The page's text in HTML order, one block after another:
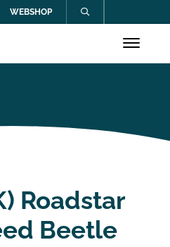
WEBSHOP
Roadstar
Beetle